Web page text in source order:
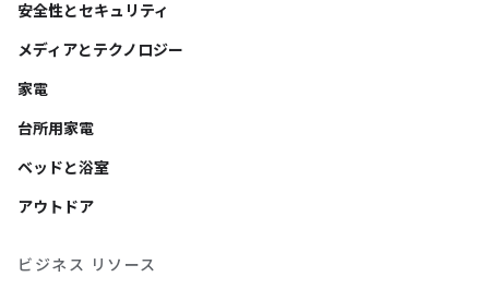
安全性とセキュリティ
メディアとテクノロジー
家電
台所用家電
ベッドと浴室
アウトドア
ビジネス リソース